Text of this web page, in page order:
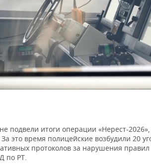
подвели итоги операции «Нерест-
это время полицейские возбудили 20
протоколов за нарушения правил
по РТ.